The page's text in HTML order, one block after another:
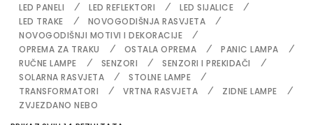
LED PANELI
LED REFLEKTORI
LED SIJALICE
LED TRAKE
NOVOGODIŠNJA RASVJETA
NOVOGODIŠNJI MOTIVI I DEKORACIJE
OPREMA ZA TRAKU
OSTALA OPREMA
PANIC LAMPA
RUČNE LAMPE
SENZORI
SENZORI I PREKIDAČI
SOLARNA RASVJETA
STOLNE LAMPE
TRANSFORMATORI
VRTNA RASVJETA
ZIDNE LAMPE
ZVJEZDANO NEBO